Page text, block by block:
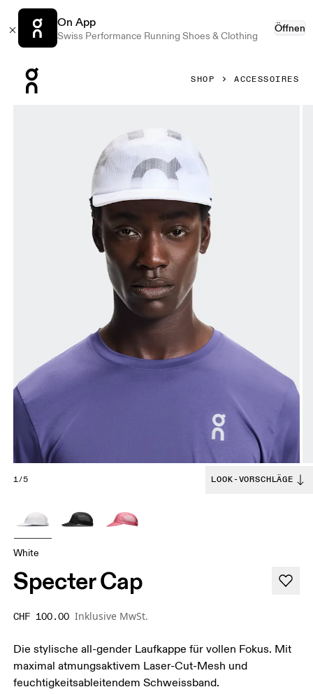
On App
Swiss Performance Running Shoes & Clothing
Öffnen
SHOP ACCESSOIRES
1/5 LOOK-VORSCHLÄGE
White
Specter Cap
CHF 100.00 Inklusive MwSt.
Die stylische all-gender Laufkappe für vollen Fokus. Mit
maximal atmungsaktivem Laser-Cut-Mesh und
feuchtigkeitsableitendem Schweissband.